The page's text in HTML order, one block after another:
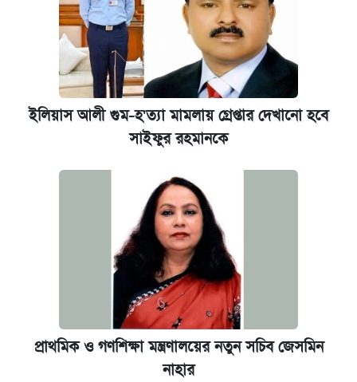
ইলিয়াস আলী গুম-হ'ত্যা মামলায় গ্রেপ্তার দেখানো হবে
সাইফুর রহমানকে
প্রাথমিক ও গণশিক্ষা মন্ত্রণালয়ের নতুন সচিব জেসমিন
নাহার